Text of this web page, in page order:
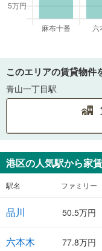
このエリアの賃貸物件
青山一丁目駅
港区の人気駅から家
駅名 ファミリー
品川 50.5万円
六本木 77.8万円